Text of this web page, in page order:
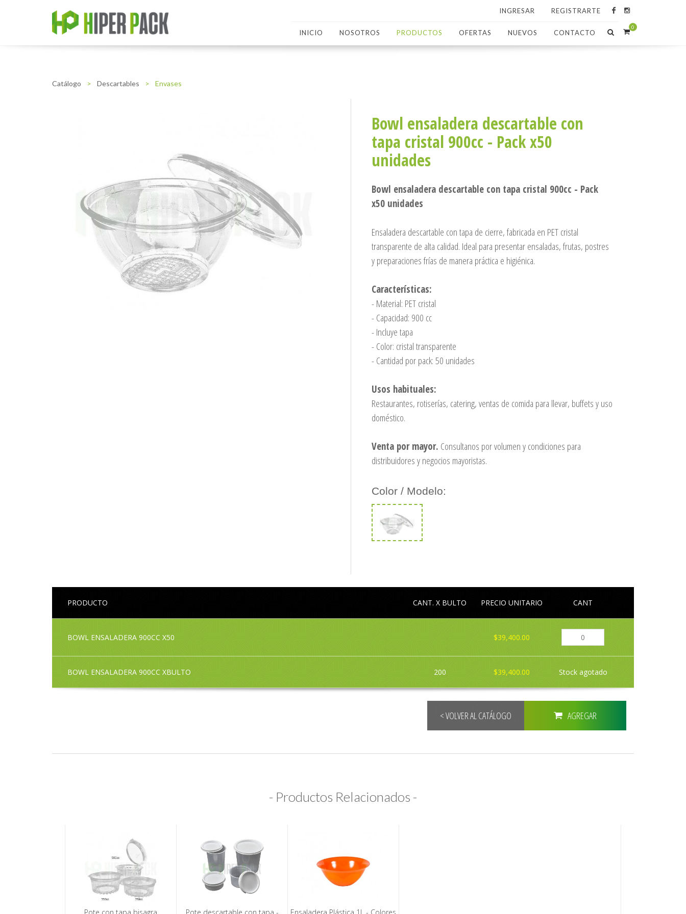
INGRESAR REGISTRARTE
INICIO NOSOTROS PRODUCTOS OFERTAS NUEVOS CONTACTO
0
Catálogo > Descartables > Envases
Bowl ensaladera descartable con
tapa cristal 900cc - Pack x50
unidades
Bowl ensaladera descartable con tapa cristal 900cc - Pack
x50 unidades
Ensaladera descartable con tapa de cierre, fabricada en PET cristal
transparente de alta calidad. Ideal para presentar ensaladas, frutas, postres
y preparaciones frías de manera práctica e higiénica.
Características:
- Material: PET cristal
- Capacidad: 900 cc
- Incluye tapa
- Color: cristal transparente
- Cantidad por pack: 50 unidades
Usos habituales:
Restaurantes, rotiserías, catering, ventas de comida para llevar, buffets y uso
doméstico.
Venta por mayor. Consultanos por volumen y condiciones para
distribuidores y negocios mayoristas.
Color / Modelo:
PRODUCTO CANT. X BULTO PRECIO UNITARIO CANT
BOWL ENSALADERA 900CC X50 $39,400.00
BOWL ENSALADERA 900CC XBULTO 200 $39,400.00 Stock agotado
AGREGAR
< VOLVER AL CATÁLOGO
- Productos Relacionados -